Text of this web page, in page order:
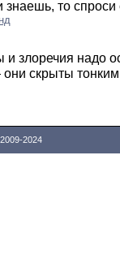
знаешь, то
и злоречия надо
скрыты
2024